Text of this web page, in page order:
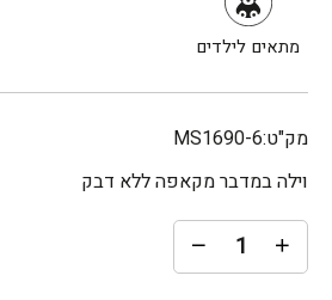
מתאים לילדים
מק"ט:MS1690-6
וילה במדבר מקאפה ללא דבק